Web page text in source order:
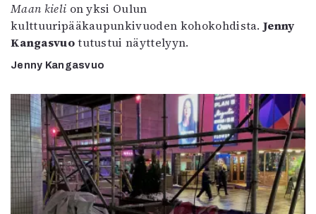
Maan kieli on yksi Oulun
kulttuuripääkaupunkivuoden kohokohdista.Jenny
Kangasvuotutustui näyttelyyn.
Jenny Kangasvuo